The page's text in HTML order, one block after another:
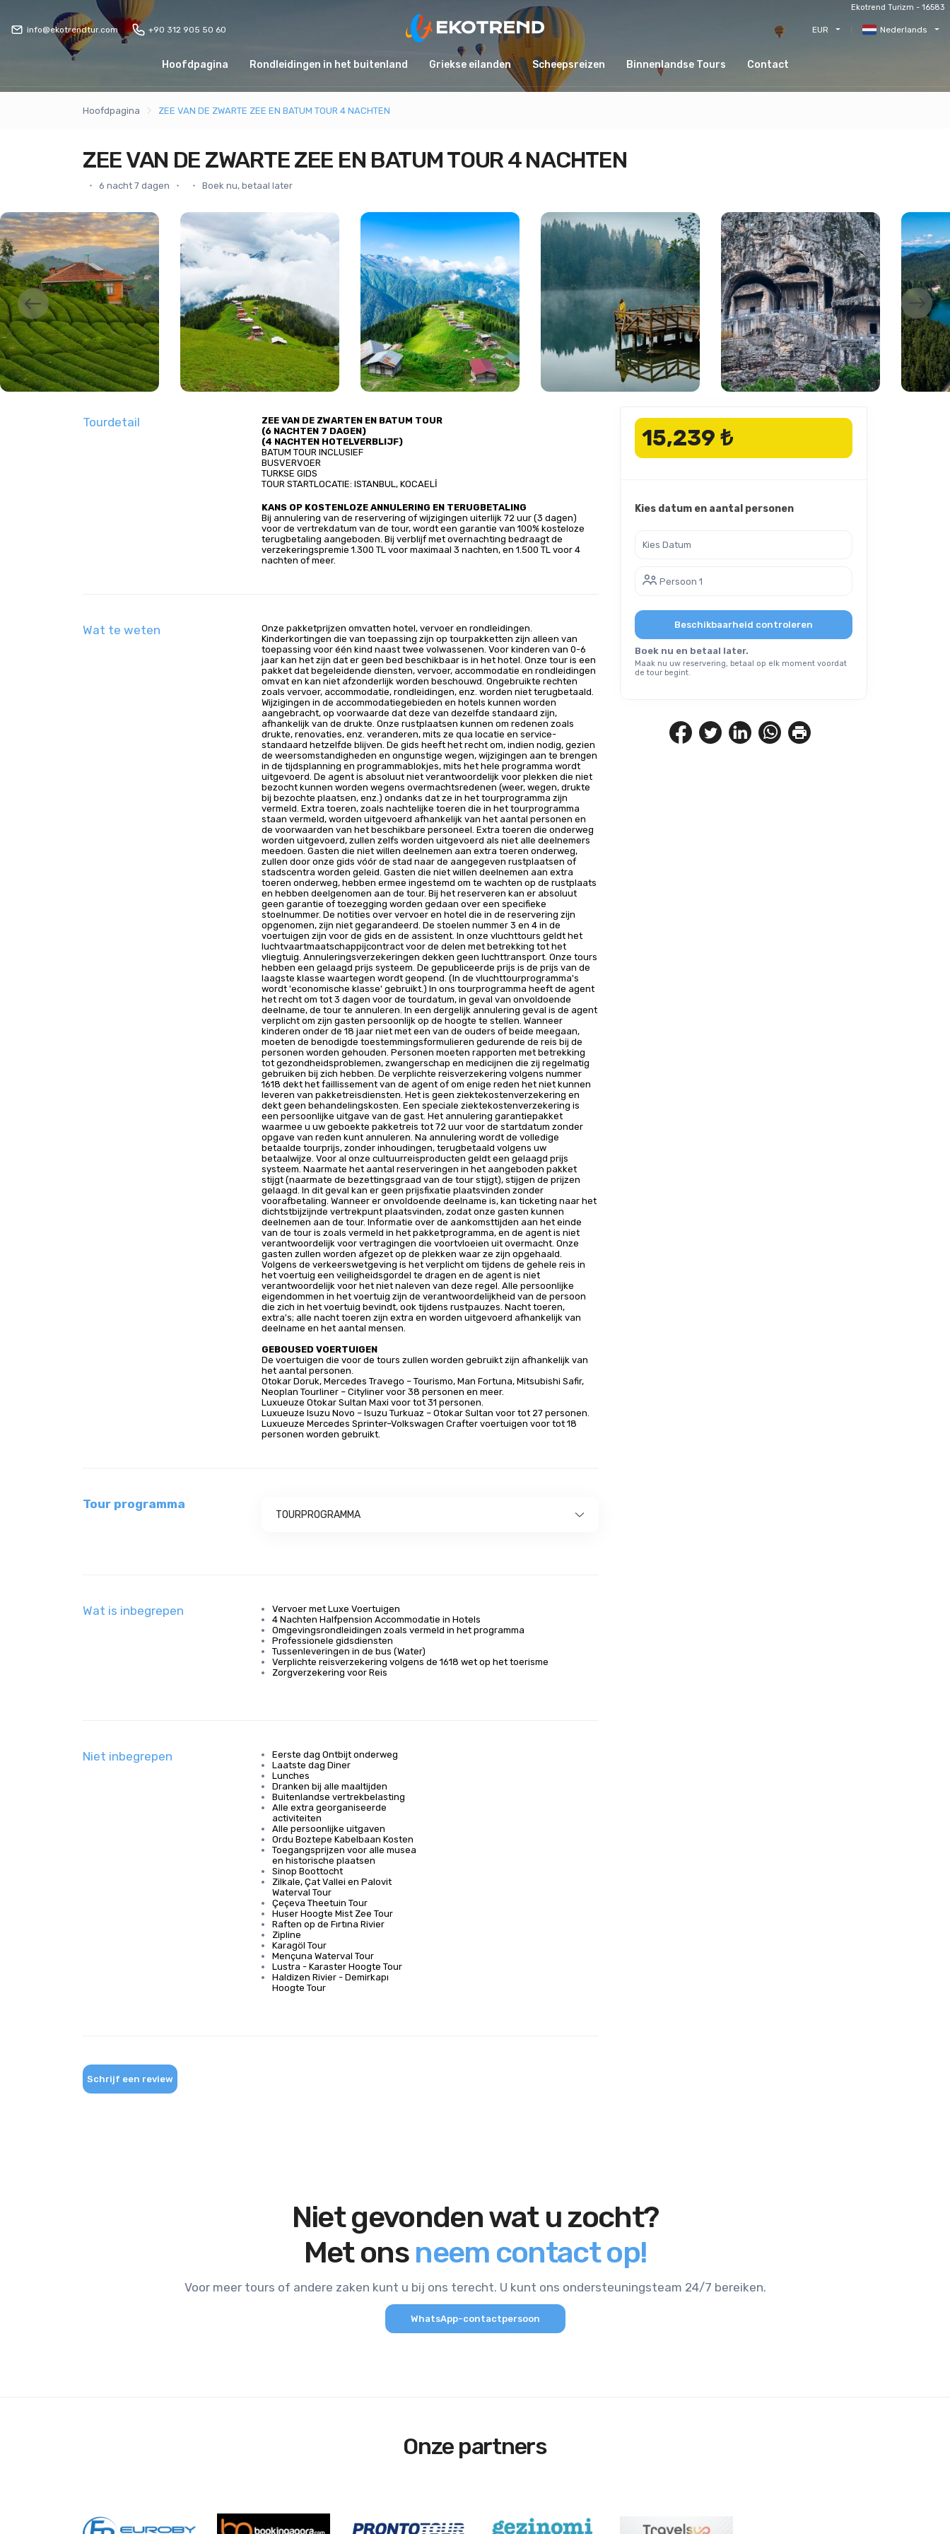
Ekotrend Turizm - 16583
info@ekotrendtur.com +90 312 905 50 60 EUR Nederlands
Hoofdpagina Rondleidingen in het buitenland Griekse eilanden Scheepsreizen Binnenlandse Tours Contact
Hoofdpagina ZEE VAN DE ZWARTE ZEE EN BATUM TOUR 4 NACHTEN
ZEE VAN DE ZWARTE ZEE EN BATUM TOUR 4 NACHTEN
6 nacht 7 dagen Boek nu, betaal later
Tourdetail
ZEE VAN DE ZWARTEN EN BATUM TOUR
(6 NACHTEN 7 DAGEN)
(4 NACHTEN HOTELVERBLIJF)
BATUM TOUR INCLUSIEF
BUSVERVOER
TURKSE GIDS
TOUR STARTLOCATIE: ISTANBUL, KOCAELİ
KANS OP KOSTENLOZE ANNULERING EN TERUGBETALING
Bij annulering van de reservering of wijzigingen uiterlijk 72 uur (3 dagen)
voor de vertrekdatum van de tour, wordt een garantie van 100% kosteloze
terugbetaling aangeboden. Bij verblijf met overnachting bedraagt de
verzekeringspremie 1.300 TL voor maximaal 3 nachten, en 1.500 TL voor 4
nachten of meer.
Wat te weten
Onze pakketprijzen omvatten hotel, vervoer en rondleidingen.
Kinderkortingen die van toepassing zijn op tourpakketten zijn alleen van
toepassing voor één kind naast twee volwassenen. Voor kinderen van 0-6
jaar kan het zijn dat er geen bed beschikbaar is in het hotel. Onze tour is een
pakket dat begeleidende diensten, vervoer, accommodatie en rondleidingen
omvat en kan niet afzonderlijk worden beschouwd. Ongebruikte rechten
zoals vervoer, accommodatie, rondleidingen, enz. worden niet terugbetaald.
Wijzigingen in de accommodatiegebieden en hotels kunnen worden
aangebracht, op voorwaarde dat deze van dezelfde standaard zijn,
afhankelijk van de drukte. Onze rustplaatsen kunnen om redenen zoals
drukte, renovaties, enz. veranderen, mits ze qua locatie en service-
standaard hetzelfde blijven. De gids heeft het recht om, indien nodig, gezien
de weersomstandigheden en ongunstige wegen, wijzigingen aan te brengen
in de tijdsplanning en programmablokjes, mits het hele programma wordt
uitgevoerd. De agent is absoluut niet verantwoordelijk voor plekken die niet
bezocht kunnen worden wegens overmachtsredenen (weer, wegen, drukte
bij bezochte plaatsen, enz.) ondanks dat ze in het tourprogramma zijn
vermeld. Extra toeren, zoals nachtelijke toeren die in het tourprogramma
staan vermeld, worden uitgevoerd afhankelijk van het aantal personen en
de voorwaarden van het beschikbare personeel. Extra toeren die onderweg
worden uitgevoerd, zullen zelfs worden uitgevoerd als niet alle deelnemers
meedoen. Gasten die niet willen deelnemen aan extra toeren onderweg,
zullen door onze gids vóór de stad naar de aangegeven rustplaatsen of
stadscentra worden geleid. Gasten die niet willen deelnemen aan extra
toeren onderweg, hebben ermee ingestemd om te wachten op de rustplaats
en hebben deelgenomen aan de tour. Bij het reserveren kan er absoluut
geen garantie of toezegging worden gedaan over een specifieke
stoelnummer. De notities over vervoer en hotel die in de reservering zijn
opgenomen, zijn niet gegarandeerd. De stoelen nummer 3 en 4 in de
voertuigen zijn voor de gids en de assistent. In onze vluchttours geldt het
luchtvaartmaatschappijcontract voor de delen met betrekking tot het
vliegtuig. Annuleringsverzekeringen dekken geen luchttransport. Onze tours
hebben een gelaagd prijs systeem. De gepubliceerde prijs is de prijs van de
laagste klasse waartegen wordt geopend. (In de vluchttourprogramma's
wordt 'economische klasse' gebruikt.) In ons tourprogramma heeft de agent
het recht om tot 3 dagen voor de tourdatum, in geval van onvoldoende
deelname, de tour te annuleren. In een dergelijk annulering geval is de agent
verplicht om zijn gasten persoonlijk op de hoogte te stellen. Wanneer
kinderen onder de 18 jaar niet met een van de ouders of beide meegaan,
moeten de benodigde toestemmingsformulieren gedurende de reis bij de
personen worden gehouden. Personen moeten rapporten met betrekking
tot gezondheidsproblemen, zwangerschap en medicijnen die zij regelmatig
gebruiken bij zich hebben. De verplichte reisverzekering volgens nummer
1618 dekt het faillissement van de agent of om enige reden het niet kunnen
leveren van pakketreisdiensten. Het is geen ziektekostenverzekering en
dekt geen behandelingskosten. Een speciale ziektekostenverzekering is
een persoonlijke uitgave van de gast. Het annulering garantiepakket
waarmee u uw geboekte pakketreis tot 72 uur voor de startdatum zonder
opgave van reden kunt annuleren. Na annulering wordt de volledige
betaalde tourprijs, zonder inhoudingen, terugbetaald volgens uw
betaalwijze. Voor al onze cultuurreisproducten geldt een gelaagd prijs
systeem. Naarmate het aantal reserveringen in het aangeboden pakket
stijgt (naarmate de bezettingsgraad van de tour stijgt), stijgen de prijzen
gelaagd. In dit geval kan er geen prijsfixatie plaatsvinden zonder
voorafbetaling. Wanneer er onvoldoende deelname is, kan ticketing naar het
dichtstbijzijnde vertrekpunt plaatsvinden, zodat onze gasten kunnen
deelnemen aan de tour. Informatie over de aankomsttijden aan het einde
van de tour is zoals vermeld in het pakketprogramma, en de agent is niet
verantwoordelijk voor vertragingen die voortvloeien uit overmacht. Onze
gasten zullen worden afgezet op de plekken waar ze zijn opgehaald.
Volgens de verkeerswetgeving is het verplicht om tijdens de gehele reis in
het voertuig een veiligheidsgordel te dragen en de agent is niet
verantwoordelijk voor het niet naleven van deze regel. Alle persoonlijke
eigendommen in het voertuig zijn de verantwoordelijkheid van de persoon
die zich in het voertuig bevindt, ook tijdens rustpauzes. Nacht toeren,
extra's; alle nacht toeren zijn extra en worden uitgevoerd afhankelijk van
deelname en het aantal mensen.
GEBOUSED VOERTUIGEN
De voertuigen die voor de tours zullen worden gebruikt zijn afhankelijk van
het aantal personen.
Otokar Doruk, Mercedes Travego – Tourismo, Man Fortuna, Mitsubishi Safir,
Neoplan Tourliner – Cityliner voor 38 personen en meer.
Luxueuze Otokar Sultan Maxi voor tot 31 personen.
Luxueuze Isuzu Novo – Isuzu Turkuaz – Otokar Sultan voor tot 27 personen.
Luxueuze Mercedes Sprinter–Volkswagen Crafter voertuigen voor tot 18
personen worden gebruikt.
Tour programma
TOURPROGRAMMA
Wat is inbegrepen
Vervoer met Luxe Voertuigen
4 Nachten Halfpension Accommodatie in Hotels
Omgevingsrondleidingen zoals vermeld in het programma
Professionele gidsdiensten
Tussenleveringen in de bus (Water)
Verplichte reisverzekering volgens de 1618 wet op het toerisme
Zorgverzekering voor Reis
Niet inbegrepen
Eerste dag Ontbijt onderweg
Laatste dag Diner
Lunches
Dranken bij alle maaltijden
Buitenlandse vertrekbelasting
Alle extra georganiseerde
activiteiten
Alle persoonlijke uitgaven
Ordu Boztepe Kabelbaan Kosten
Toegangsprijzen voor alle musea
en historische plaatsen
Sinop Boottocht
Zilkale, Çat Vallei en Palovit
Waterval Tour
Çeçeva Theetuin Tour
Huser Hoogte Mist Zee Tour
Raften op de Fırtına Rivier
Zipline
Karagöl Tour
Mençuna Waterval Tour
Lustra - Karaster Hoogte Tour
Haldizen Rivier - Demirkapı
Hoogte Tour
Schrijf een review
15,239 ₺
Kies datum en aantal personen
Persoon 1
Beschikbaarheid controleren
Boek nu en betaal later.
Maak nu uw reservering, betaal op elk moment voordat
de tour begint.
Niet gevonden wat u zocht?
Met ons neem contact op!
Voor meer tours of andere zaken kunt u bij ons terecht. U kunt ons ondersteuningsteam 24/7 bereiken.
WhatsApp-contactpersoon
Onze partners